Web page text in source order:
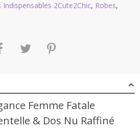
Indispensables 2Cute2Chic, Robes,
Femme Fatale
& Dos Nu Raffiné